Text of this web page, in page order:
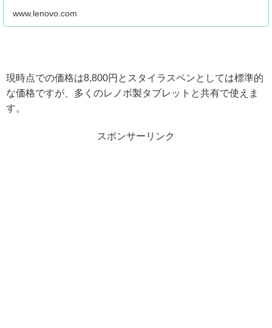
www.lenovo.com
現時点での価格は8,800円とスタイラスペンとしては標準的
な価格ですが、多くのレノボ製タブレットと共有で使えま
す。
スポンサーリンク